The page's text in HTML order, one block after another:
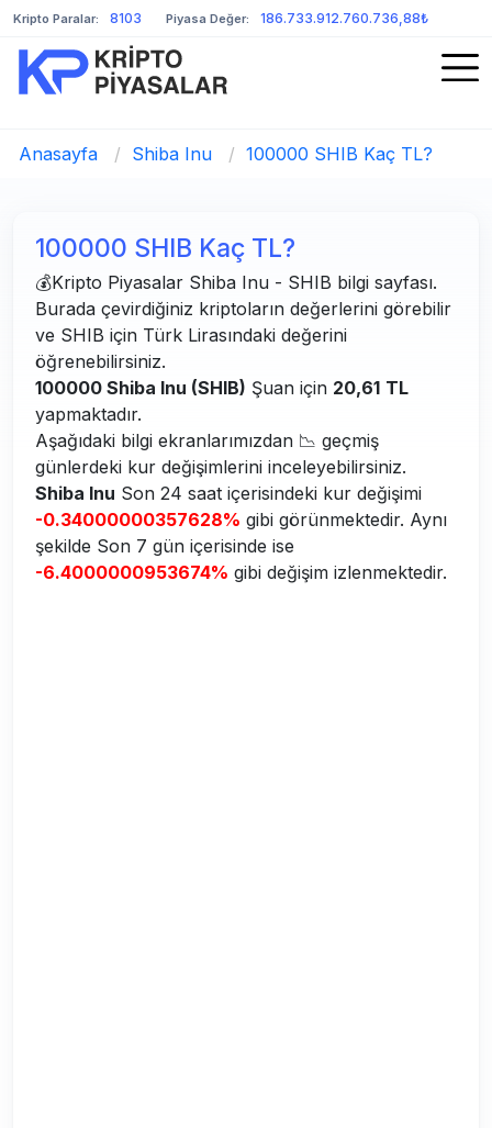
Kripto Paralar: 8103 Piyasa Değer: 186.733.912.760.736,88₺
Anasayfa / Shiba Inu / 100000 SHIB Kaç TL?
100000 SHIB Kaç TL?
💰Kripto Piyasalar Shiba Inu - SHIB bilgi sayfası.
Burada çevirdiğiniz kriptoların değerlerini görebilir
ve SHIB için Türk Lirasındaki değerini
öğrenebilirsiniz.
100000 Shiba Inu (SHIB) Şuan için 20,61 TL
yapmaktadır.
Aşağıdaki bilgi ekranlarımızdan 📉 geçmiş
günlerdeki kur değişimlerini inceleyebilirsiniz.
Shiba Inu Son 24 saat içerisindeki kur değişimi
-0.34000000357628% gibi görünmektedir. Aynı
şekilde Son 7 gün içerisinde ise
-6.4000000953674% gibi değişim izlenmektedir.